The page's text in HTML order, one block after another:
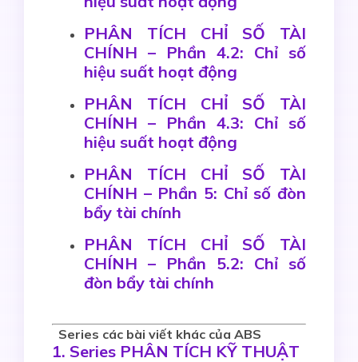
PHÂN TÍCH CHỈ SỐ TÀI
CHÍNH – Phần 4.2: Chỉ số
hiệu suất hoạt động
PHÂN TÍCH CHỈ SỐ TÀI
CHÍNH – Phần 4.3: Chỉ số
hiệu suất hoạt động
PHÂN TÍCH CHỈ SỐ TÀI
CHÍNH – Phần 5: Chỉ số đòn
bẩy tài chính
PHÂN TÍCH CHỈ SỐ TÀI
CHÍNH – Phần 5.2: Chỉ số
đòn bẩy tài chính
Series các bài viết khác của ABS
1. Series PHÂN TÍCH KỸ THUẬT